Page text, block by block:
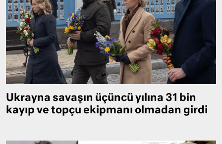
Ukrayna savaşın üçüncü yılına 31 bin
kayıp ve topçu ekipmanı olmadan girdi